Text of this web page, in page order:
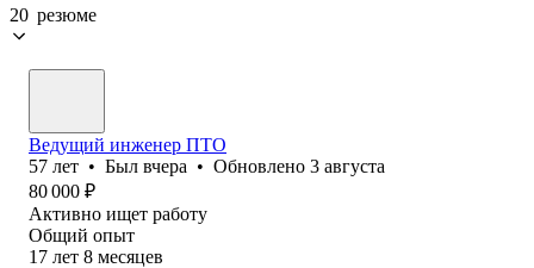
20 резюме
Ведущий инженер ПТО
57 лет • Был вчера • Обновлено 3 августа
80 000 ₽
Активно ищет работу
Общий опыт
17 лет 8 месяцев